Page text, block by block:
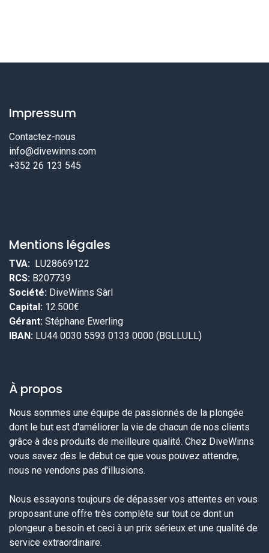
Impressum
Contactez-nous
info@divewinns.com
+352 26 123 545
Mentions légales
TVA: LU28669122
RCS: B207739
Société: DiveWinns Sàrl
Capital: 12.500€
Gérant: Stéphane Ewerling
IBAN: LU44 0030 5593 0133 0000 (BGLLULL)
À propos
Nous sommes une équipe de passionnés de la plongée
dont le but est d'améliorer la vie de chacun de nos clients
grâce à des produits de meilleure qualité. Chez DiveWinns
vous savez dès le début ce que vous pouvez attendre,
nous ne vendons pas d'illusions.
Nous essayons toujours de dépasser vos attentes en vous
proposant une offre très complète sur tout ce dont un
plongeur a besoin et ceci à un prix sérieux et une qualité de
service extraordinaire.